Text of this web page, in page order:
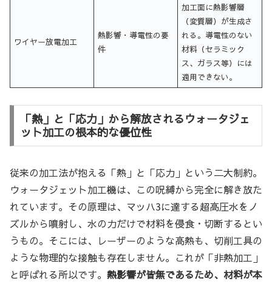
ワイヤー放電加工
熱影響・導電性の要
件
加工面に熱影響層
（変質層）が生成さ
れる。導電性のない
材料（セラミック
ス、ガラス等）には
適用できない。
「熱」と「応力」から解放されるウォータジェ
ット加工の根本的な優位性
従来の加工法が抱える「熱」と「応力」という二大制約。
ウォータジェット加工機は、この呪縛から完全に解き放た
れています。その原理は、マッハ3に達する超高圧水をノ
ズルから噴射し、水の力だけで材料を侵食・切断するとい
うもの。そこには、レーザーのような高熱も、切削工具の
ような物理的な接触も存在しません。これが「非熱加工」
と呼ばれる所以です。 熱影響が皆無であるため、材料が本